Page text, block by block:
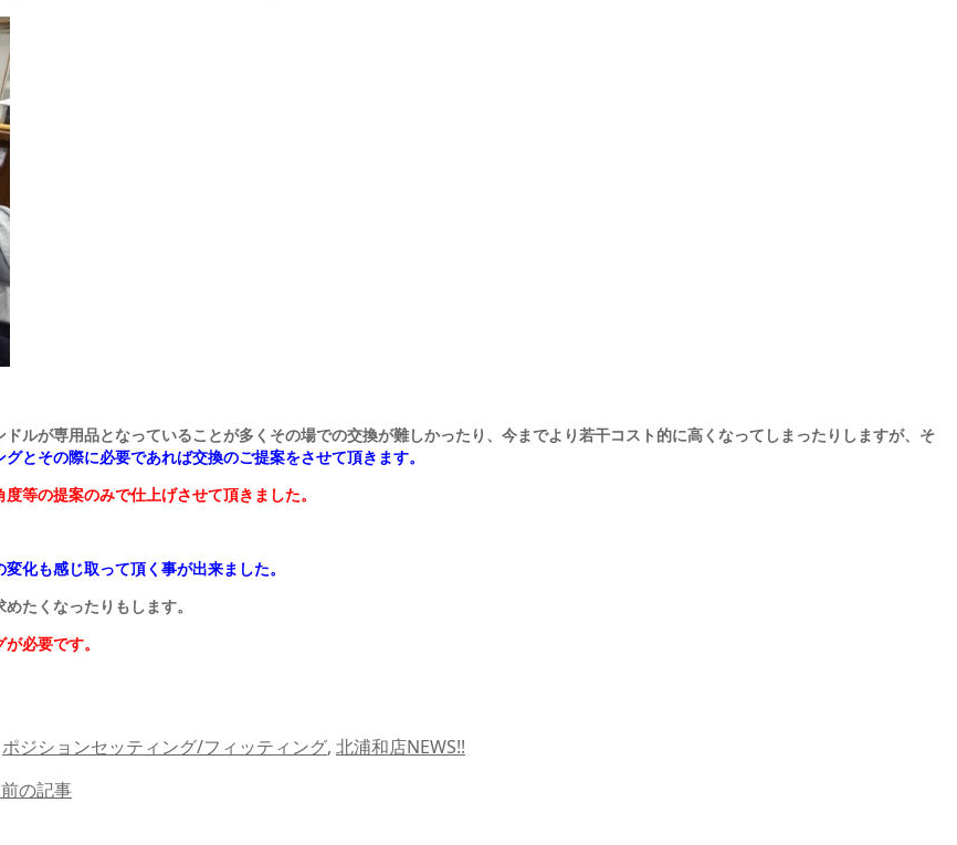
ルが専用品となっていることが多くその場での交換が難しかったり、今までより若干コスト的に高くなってしまったりしますが、そ
とその際に必要であれば交換のご提案をさせて頂きます。
等の提案のみで仕上げさせて頂きました。
化も感じ取って頂く事が出来ました。
たくなったりもします。
必要です。
ポジションセッティング/フィッティング, 北浦和店NEWS!!
前の記事